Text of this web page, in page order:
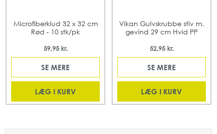
Microfiberklud 32 x 32 cm
Rød - 10 stk/pk
59,95 kr.
SE MERE
LÆG I KURV
Vikan Gulvskrubbe stiv m.
gevind 29 cm Hvid PP
52,95 kr.
SE MERE
LÆG I KURV